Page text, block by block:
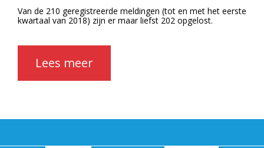
Van de 210 geregistreerde meldingen (tot en met het eerste
kwartaal van 2018) zijn er maar liefst 202 opgelost.
Lees meer